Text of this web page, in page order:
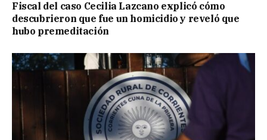
Fiscal del caso Cecilia Lazcano explicó cómo
descubrieron que fue un homicidio y reveló que
hubo premeditación